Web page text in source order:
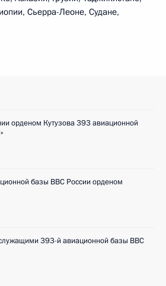
Сьерра-Леоне, Судане,
орденом Кутузова 393 авиационной
базы ВВС России орденом
393-й авиационной базы ВВС